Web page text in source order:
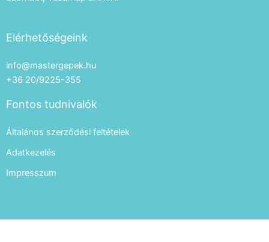
Elérhetőségeink
info@mastergepek.hu
+36 20/9225-355
Fontos tudnivalók
Általános szerződési feltételek
Adatkezelés
Impresszum